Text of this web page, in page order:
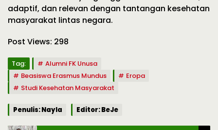
adaptif, dan relevan dengan tantangan kesehatan
masyarakat lintas negara.
Post Views: 298
Tag:
Alumni FK Unusa
Beasiswa Erasmus Mundus
Eropa
Studi Kesehatan Masyarakat
Penulis: Nayla Editor: BeJe